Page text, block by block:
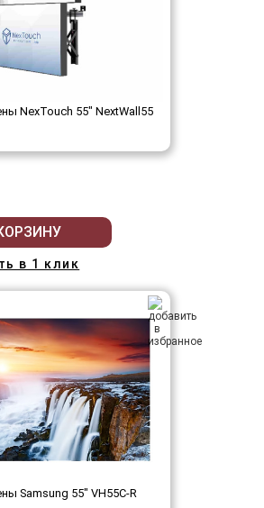
NexTouch 55" NextWall55
в 1 клик
Samsung 55" VH55C-R